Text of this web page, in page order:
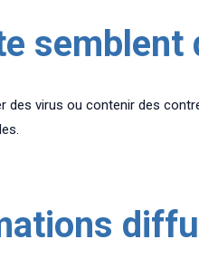
semblent
virus ou contenir des